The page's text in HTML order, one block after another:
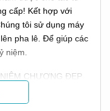
cấp! Kết hợp với
tôi sử dụng máy
pha lê. Để giúp các
niệm.